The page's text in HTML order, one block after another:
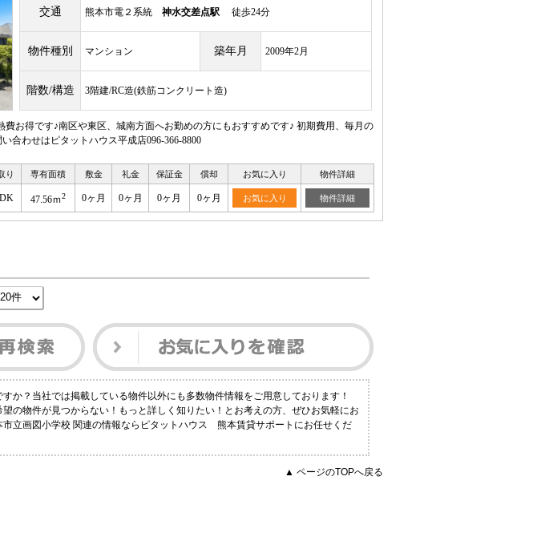
交通 熊本市電２系統 神水交差点駅 徒歩24分
物件種別 マンション 築年月 2009年2月
階数/構造 3階建/RC造(鉄筋コンクリート造)
お得です♪南区や東区、城南方面へお勤めの方にもおすすめです♪ 初期費用、毎月の
合わせはピタットハウス平成店096-366-8800
り 専有面積 敷金 礼金 保証金 償却 お気に入り 物件詳細
47.56ｍ2 0ヶ月 0ヶ月 0ヶ月 0ヶ月 お気に入り 物件詳細
か？当社では掲載している物件以外にも多数物件情報をご用意しております！
の物件が見つからない！もっと詳しく知りたい！とお考えの方、ぜひお気軽にお
立画図小学校 関連の情報ならピタットハウス 熊本賃貸サポートにお任せくだ
▲ ページのTOPへ戻る